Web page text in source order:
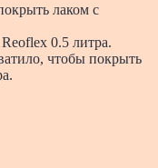
лаком с
0.5 литра.
чтобы покрыть